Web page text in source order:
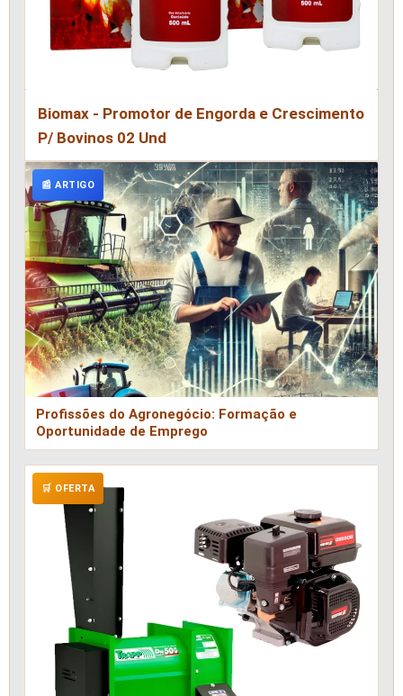
Biomax - Promotor de Engorda e Crescimento
P/ Bovinos 02 Und
📰 ARTIGO
Profissões do Agronegócio: Formação e
Oportunidade de Emprego
🛒 OFERTA